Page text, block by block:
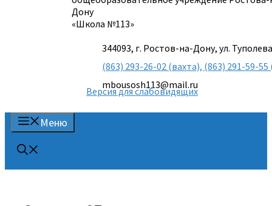
Дону
«Школа №113»
344093, г. Ростов-на-Дону, ул.
(863) 293-26-02 (вахта), (863) 291-59-
mbousosh113@mail.ru
Версия для слабовидящих
Меню